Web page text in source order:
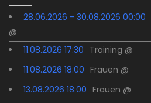
28.06.2026 - 30.08.2026 00:00
@
11.08.2026 17:30 Training @
11.08.2026 18:00 Frauen @
13.08.2026 18:00 Frauen @